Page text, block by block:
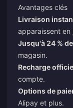
Avantages clés
Livraison
apparaissent en
Jusqu'à 24 %
magasin.
Recharge
compte.
Options de
Alipay et plus.